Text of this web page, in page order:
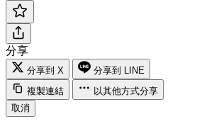
分享
分享到 X
分享到 LINE
複製連結
以其他方式分享
取消